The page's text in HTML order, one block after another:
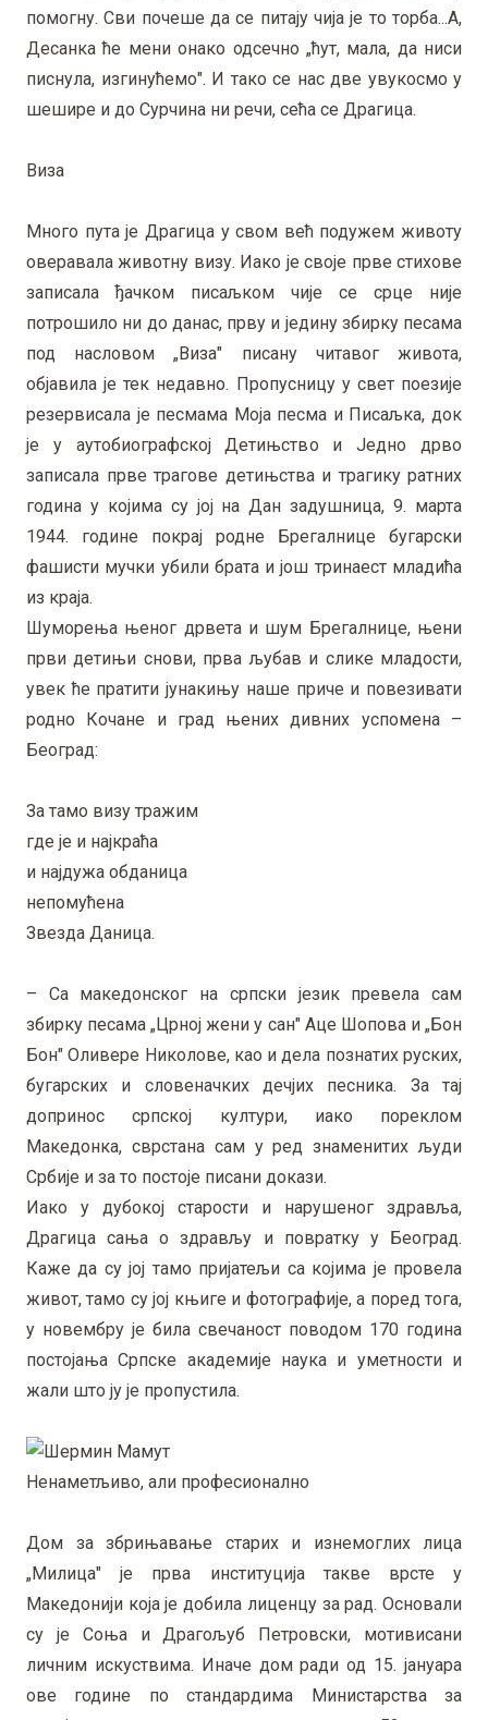
помогну. Сви почеше да се питају чија је то торба...А,
Десанка ће мени онако одсечно „ћут, мала, да ниси
писнула, изгинућемо". И тако се нас две увукосмо у
шешире и до Сурчина ни речи, сећа се Драгица.
Виза
Много пута је Драгица у свом већ подужем животу
оверавала животну визу. Иако је своје прве стихове
записала ђачком писаљком чије се срце није
потрошило ни до данас, прву и једину збирку песама
под насловом „Виза" писану читавог живота,
објавила је тек недавно. Пропусницу у свет поезије
резервисала је песмама Моја песма и Писаљка, док
је у аутобиографској Детињство и Једно дрво
записала прве трагове детињства и трагику ратних
година у којима су јој на Дан задушница, 9. марта
1944. године покрај родне Брегалнице бугарски
фашисти мучки убили брата и још тринаест младића
из краја.
Шуморења њеног дрвета и шум Брегалнице, њени
први детињи снови, прва љубав и слике младости,
увек ће пратити јунакињу наше приче и повезивати
родно Кочане и град њених дивних успомена –
Београд:
За тамо визу тражим
где је и најкраћа
и најдужа обданица
непомућена
Звезда Даница.
– Са македонског на српски језик превела сам
збирку песама „Црној жени у сан" Аце Шопова и „Бон
Бон" Оливере Николове, као и дела познатих руских,
бугарских и словеначких дечјих песника. За тај
допринос српској култури, иако пореклом
Македонка, сврстана сам у ред знаменитих људи
Србије и за то постоје писани докази.
Иако у дубокој старости и нарушеног здравља,
Драгица сања о здрављу и повратку у Београд.
Каже да су јој тамо пријатељи са којима је провела
живот, тамо су јој књиге и фотографије, а поред тога,
у новембру је била свечаност поводом 170 година
постојања Српске академије наука и уметности и
жали што ју је пропустила.
Ненаметљиво, али професионално
Дом за збрињавање старих и изнемоглих лица
„Милица" је прва институција такве врсте у
Македонији која је добила лиценцу за рад. Основали
су је Соња и Драгољуб Петровски, мотивисани
личним искуствима. Иначе дом ради од 15. јануара
ове године по стандардима Министарства за